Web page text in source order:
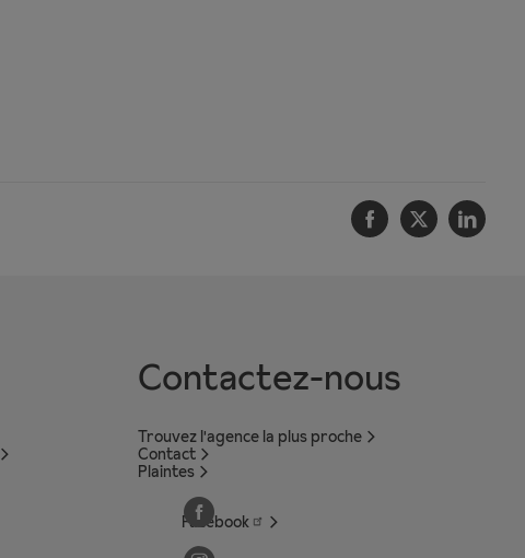
Facebook
Twitter
Contactez-nous
Trouvez l'agence la plus proche
Contact
Plaintes
Facebook